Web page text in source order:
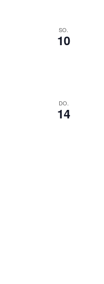
SO.
10
DO.
14